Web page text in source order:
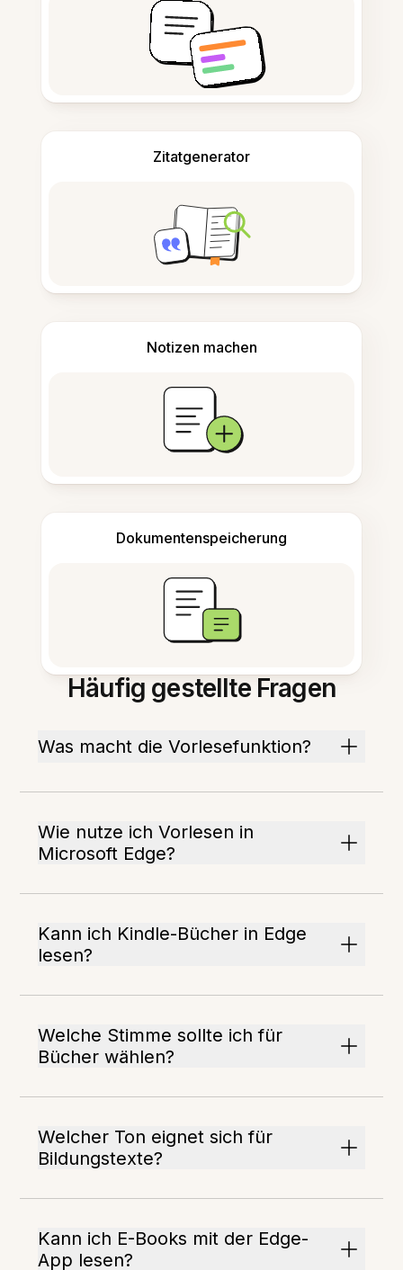
Zitatgenerator
Notizen machen
Dokumentenspeicherung
Häufig gestellte Fragen
Was macht die Vorlesefunktion?
Wie nutze ich Vorlesen in
Microsoft Edge?
Kann ich Kindle-Bücher in Edge
lesen?
Welche Stimme sollte ich für
Bücher wählen?
Welcher Ton eignet sich für
Bildungstexte?
Kann ich E-Books mit der Edge-
App lesen?